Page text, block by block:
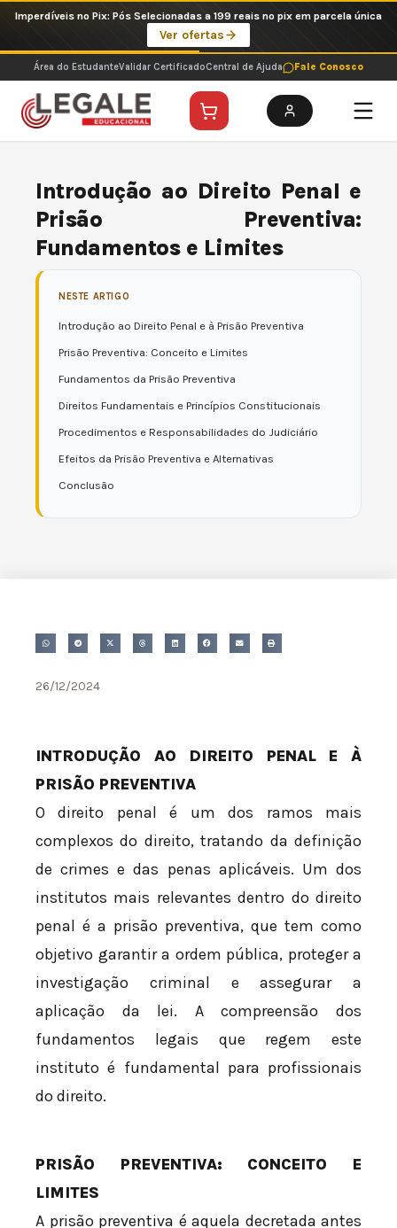
o
conteúdo
Imperdíveis no Pix: Pós Selecionadas a 199 reais no pix em parcela única
Ver ofertas
Área do EstudanteValidar CertificadoCentral de Ajuda Fale Conosco
Introdução ao Direito Penal e
Prisão Preventiva:
Fundamentos e Limites
NESTE ARTIGO
Introdução ao Direito Penal e à Prisão Preventiva
Prisão Preventiva: Conceito e Limites
Fundamentos da Prisão Preventiva
Direitos Fundamentais e Princípios Constitucionais
Procedimentos e Responsabilidades do Judiciário
Efeitos da Prisão Preventiva e Alternativas
Conclusão
26/12/2024
INTRODUÇÃO AO DIREITO PENAL E À
PRISÃO PREVENTIVA
O direito penal é um dos ramos mais
complexos do direito, tratando da definição
de crimes e das penas aplicáveis. Um dos
institutos mais relevantes dentro do direito
penal é a prisão preventiva, que tem como
objetivo garantir a ordem pública, proteger a
investigação criminal e assegurar a
aplicação da lei. A compreensão dos
fundamentos legais que regem este
instituto é fundamental para profissionais
do direito.
PRISÃO PREVENTIVA: CONCEITO E
LIMITES
A prisão preventiva é aquela decretada antes